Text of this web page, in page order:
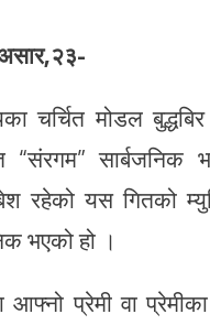
चर्चित मोडल
“संरगम”
रहेको यस गितको
भएको हो ।
आफ्नो प्रेमी वा